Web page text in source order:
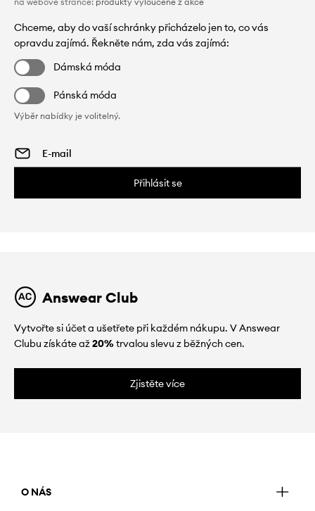
Chceme, aby do vaší schránky přicházelo jen to, co vás
opravdu zajímá. Řekněte nám, zda vás zajímá:
Dámská móda
Pánská móda
Výběr nabídky je volitelný.
Přihlásit se
Answear Club
Vytvořte si účet a ušetřete při každém nákupu. V Answear
Clubu získáte až20%trvalou slevu z běžných cen.
Zjistěte více
O NÁS